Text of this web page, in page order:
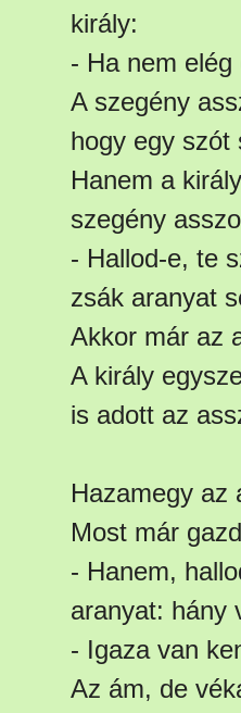
király:
- Ha nem
A szegény
hogy egy szót
Hanem a
szegény
- Hallod-e, te
zsák aranyat
Akkor már az
A király
is adott az
Hazamegy az
Most már
- Hanem,
aranyat: hány
- Igaza van
Az ám, de